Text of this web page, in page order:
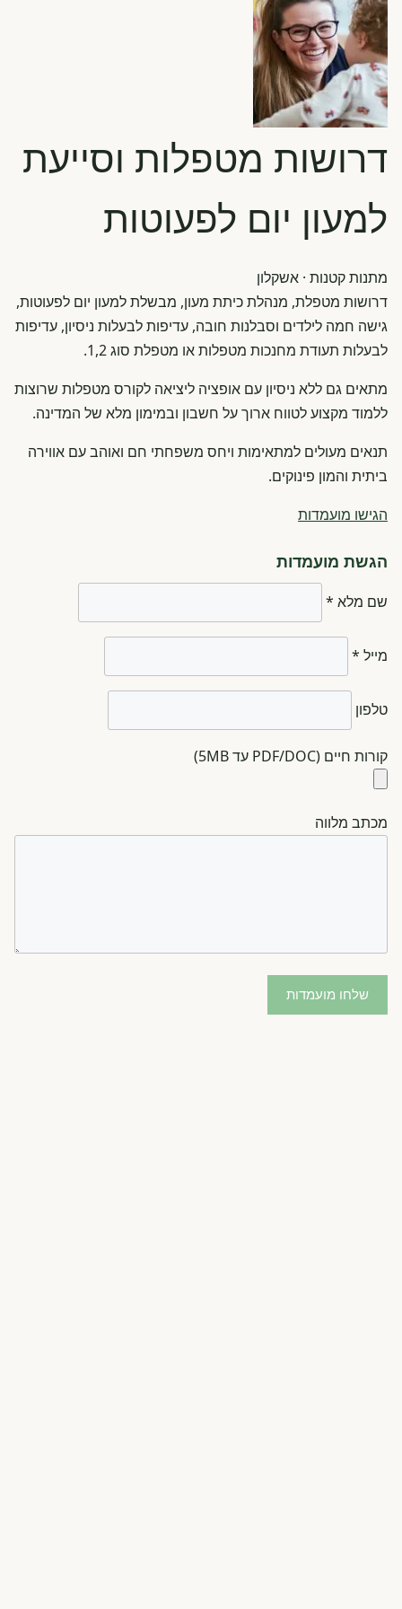
דרושות מטפלות וסייעת
למעון יום לפעוטות
מתנות קטנות · אשקלון
דרושות מטפלת, מנהלת כיתת מעון, מבשלת למעון יום לפעוטות,
גישה חמה לילדים וסבלנות חובה, עדיפות לבעלות ניסיון, עדיפות
לבעלות תעודת מחנכות מטפלות או מטפלת סוג 1,2.
מתאים גם ללא ניסיון עם אופציה ליציאה לקורס מטפלות שרוצות
ללמוד מקצוע לטווח ארוך על חשבון ובמימון מלא של המדינה.
תנאים מעולים למתאימות ויחס משפחתי חם ואוהב עם אווירה
ביתית והמון פינוקים.
הגישו מועמדות
הגשת מועמדות
שם מלא *
מייל *
טלפון
קורות חיים (PDF/DOC עד 5MB)
מכתב מלווה
שלחו מועמדות